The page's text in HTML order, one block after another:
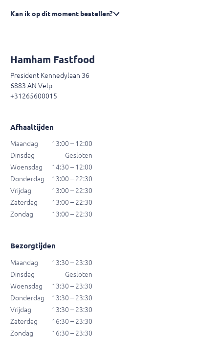
Kan ik op dit moment bestellen?
Hamham Fastfood
President Kennedylaan 36
6883 AN Velp
+31265600015
Afhaaltijden
Maandag
13:00 – 12:00
Dinsdag
Gesloten
Woensdag
14:30 – 12:00
Donderdag
13:00 – 22:30
Vrijdag
13:00 – 22:30
Zaterdag
13:00 – 22:30
Zondag
13:00 – 22:30
Bezorgtijden
Maandag
13:30 – 23:30
Dinsdag
Gesloten
Woensdag
13:30 – 23:30
Donderdag
13:30 – 23:30
Vrijdag
13:30 – 23:30
Zaterdag
16:30 – 23:30
Zondag
16:30 – 23:30